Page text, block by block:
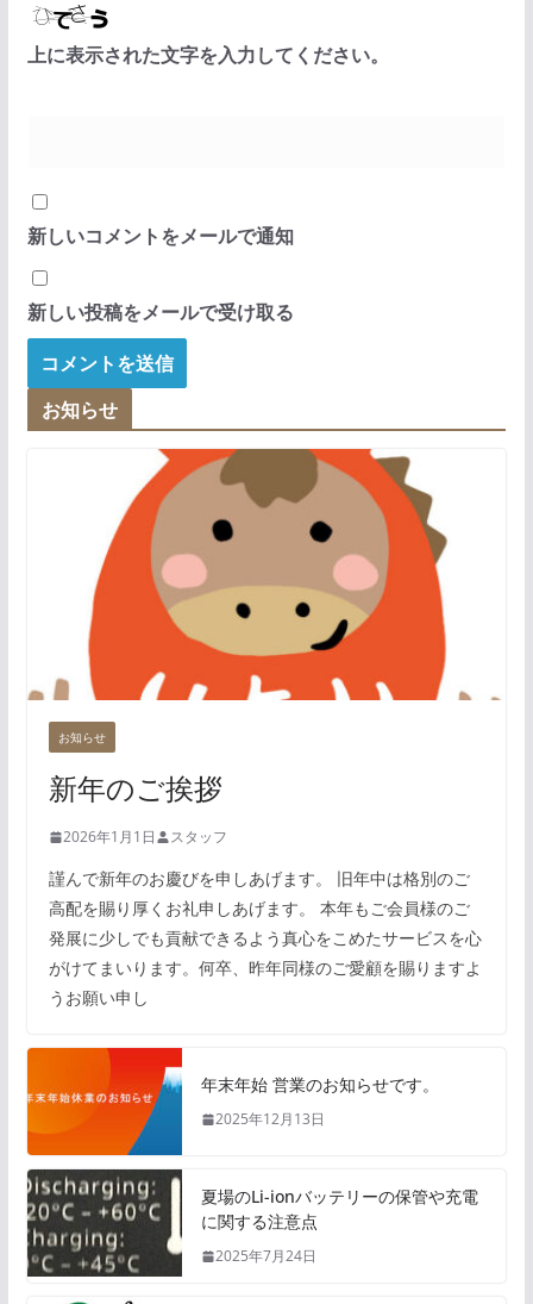
上に表示された文字を入力してください。
新しいコメントをメールで通知
新しい投稿をメールで受け取る
お知らせ
お知らせ
新年のご挨拶
2026年1月1日 スタッフ
謹んで新年のお慶びを申しあげます。 旧年中は格別のご
高配を賜り厚くお礼申しあげます。 本年もご会員様のご
発展に少しでも貢献できるよう真心をこめたサービスを心
がけてまいります。何卒、昨年同様のご愛顧を賜りますよ
うお願い申し
年末年始 営業のお知らせです。
2025年12月13日
夏場のLi-ionバッテリーの保管や充電
に関する注意点
2025年7月24日